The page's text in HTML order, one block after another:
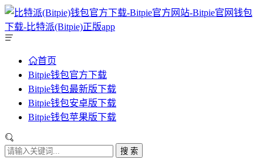
首页
Bitpie钱包官方下载
Bitpie钱包最新版下载
Bitpie钱包安卓版下载
Bitpie钱包苹果版下载
搜 索